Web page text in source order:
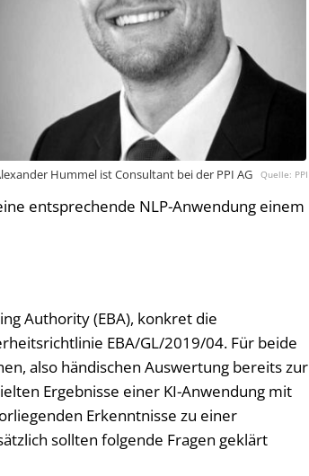
Hummel ist Consultant bei der PPI AG PPI
entsprechende NLP-Anwendung einem
Authority (EBA), konkret die
EBA/GL/2019/04. Für beide
also händischen Auswertung bereits zur
Ergebnisse einer KI-Anwendung mit
Erkenntnisse zu einer
sollten folgende Fragen geklärt